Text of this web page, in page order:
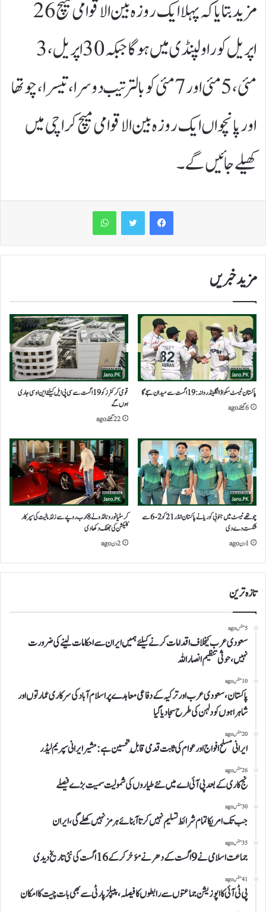
مزید بتایا کہ پہلا ایک روزہ بین الاقوامی میچ 26
اپریل کو راولپنڈی میں ہوگا جبکہ 30 اپریل، 3
مئی، 5 مئی اور 7 مئی کو بالترتیب دوسرا، تیسرا، چوتھا
اور پانچواں ایک روزہ بین الاقوامی میچ کراچی میں
کھیلے جائیں گے۔
WhatsApp
مزید خبریں
پاکستان ٹیسٹ سکواڈ انگلینڈ روانہ: 19 اگست سے میدان سجے گا
6 گھنٹے ago
قومی کرکٹرز کو19اگست سے سی پی ایل کیلئے این او سی جاری
ہوں گے
22 گھنٹے ago
چوتھے ٹیسٹ میں جنوبی کوریا نے پاکستان انڈر 21 کو 2-6 سے
شکست دے دی
1 دن ago
کرسٹیانو رونالڈو نے 8 ارب روپے سے زائد مالیت کی سپر کار
کلیکشن کی جھلک دکھا دی
2 دن ago
تازہ ترین
5 منٹس ago
سعودی عرب کیخلاف اقدامات کرنے کیلئے ہمیں ایران سے احکامات لینے کی ضرورت
نہیں،حوثی تنظیم انصاراللہ
10 منٹس ago
پاکستان،سعودی عرب اور ترکیہ کے دفاعی معاہدے پراسلام آباد کی سرکاری عمارتوں اور
شاہراہوں کودلہن کی طرح سجا دیا گیا
20 منٹس ago
ایرانی مسلح افواج اورعوام کی ثابت قدمی قابلِ تحسین ہے: مشیر ایرانی سپریم لیڈر
26 منٹس ago
نج کاری کے بعد پی آئی اے میں نئے طیاروں کی شمولیت سمیت بڑے فیصلے
30 منٹس ago
جب تک امریکا تمام شرائط تسلیم نہیں کرتا آبنائے ہر مز نہیں کھلے گی،ایران
35 منٹس ago
جماعت اسلامی نے 9 اگست کے دھرنے مؤخر کرکے 16 اگست کی نئی تاریخ دیدی
41 منٹس ago
پی ٹی آئی کا اپوزیشن جماعتوں سے رابطوں کا فیصلہ، پیپلزپارٹی سے بھی بات چیت کا امکان